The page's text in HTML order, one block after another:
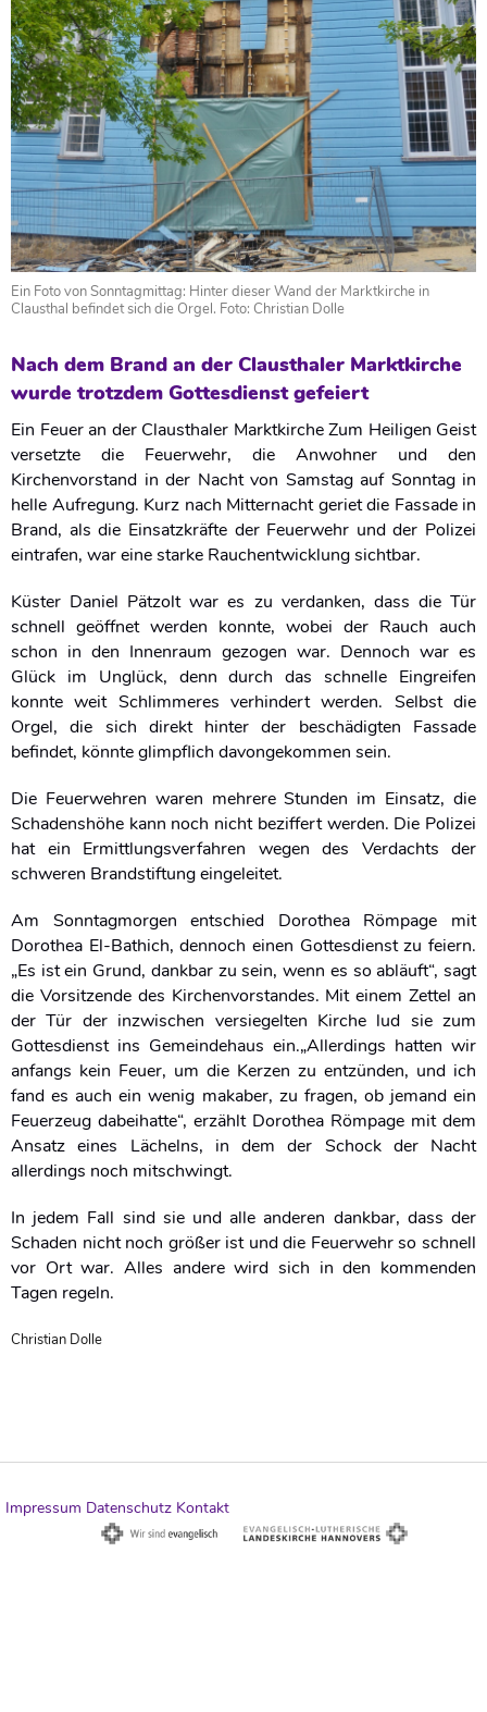
Ein Foto von Sonntagmittag: Hinter dieser Wand der Marktkirche in
Clausthal befindet sich die Orgel. Foto: Christian Dolle
Nach dem Brand an der Clausthaler Marktkirche
wurde trotzdem Gottesdienst gefeiert
Ein Feuer an der Clausthaler Marktkirche Zum Heiligen Geist
versetzte die Feuerwehr, die Anwohner und den
Kirchenvorstand in der Nacht von Samstag auf Sonntag in
helle Aufregung. Kurz nach Mitternacht geriet die Fassade in
Brand, als die Einsatzkräfte der Feuerwehr und der Polizei
eintrafen, war eine starke Rauchentwicklung sichtbar.
Küster Daniel Pätzolt war es zu verdanken, dass die Tür
schnell geöffnet werden konnte, wobei der Rauch auch
schon in den Innenraum gezogen war. Dennoch war es
Glück im Unglück, denn durch das schnelle Eingreifen
konnte weit Schlimmeres verhindert werden. Selbst die
Orgel, die sich direkt hinter der beschädigten Fassade
befindet, könnte glimpflich davongekommen sein.
Die Feuerwehren waren mehrere Stunden im Einsatz, die
Schadenshöhe kann noch nicht beziffert werden. Die Polizei
hat ein Ermittlungsverfahren wegen des Verdachts der
schweren Brandstiftung eingeleitet.
Am Sonntagmorgen entschied Dorothea Römpage mit
Dorothea El-Bathich, dennoch einen Gottesdienst zu feiern.
„Es ist ein Grund, dankbar zu sein, wenn es so abläuft“, sagt
die Vorsitzende des Kirchenvorstandes. Mit einem Zettel an
der Tür der inzwischen versiegelten Kirche lud sie zum
Gottesdienst ins Gemeindehaus ein.„Allerdings hatten wir
anfangs kein Feuer, um die Kerzen zu entzünden, und ich
fand es auch ein wenig makaber, zu fragen, ob jemand ein
Feuerzeug dabeihatte“, erzählt Dorothea Römpage mit dem
Ansatz eines Lächelns, in dem der Schock der Nacht
allerdings noch mitschwingt.
In jedem Fall sind sie und alle anderen dankbar, dass der
Schaden nicht noch größer ist und die Feuerwehr so schnell
vor Ort war. Alles andere wird sich in den kommenden
Tagen regeln.
Christian Dolle
Impressum Datenschutz Kontakt